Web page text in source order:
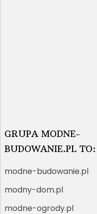
GRUPA MODNE-
BUDOWANIE.PL TO:
modne-budowanie.pl
modny-dom.pl
modne-ogrody.pl